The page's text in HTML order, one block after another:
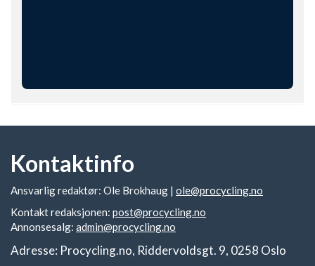
Kontaktinfo
Ansvarlig redaktør: Ole Brokhaug | ole@procycling.no
Kontakt redaksjonen: post@procycling.no
Annonsesalg: admin@procycling.no
Adresse: Procycling.no, Riddervoldsgt. 9, 0258 Oslo